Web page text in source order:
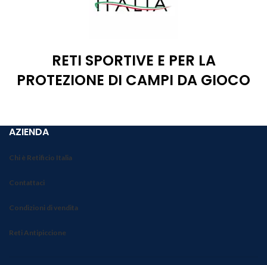
RETI SPORTIVE E PER LA
PROTEZIONE DI CAMPI DA GIOCO
AZIENDA
Chi è Retificio Italia
Contattaci
Condizioni di vendita
Reti Antipiccione